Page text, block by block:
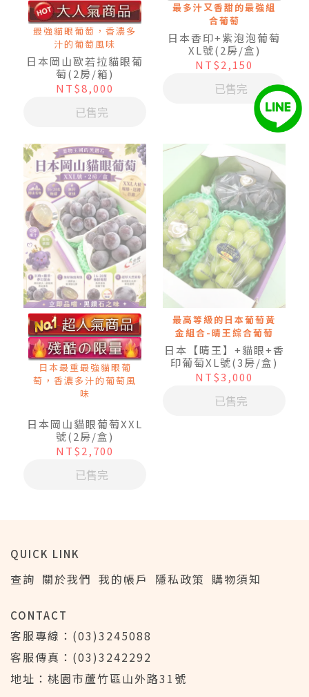
最強貓眼葡萄，香濃多
汁的葡萄風味
日本岡山歐若拉貓眼葡
萄(2房/箱)
NT$8,000
已售完
最多汁又香甜的最強組
合葡萄
日本香印+紫泡泡葡萄
XL號(2房/盒)
NT$2,150
已售完
日本最重最強貓眼葡
萄，香濃多汁的葡萄風
味
日本岡山貓眼葡萄XXL
號(2房/盒)
NT$2,700
已售完
最高等級的日本葡萄黃
金組合-晴王綜合葡萄
日本【晴王】+貓眼+香
印葡萄XL號(3房/盒)
NT$3,000
已售完
QUICK LINK
查詢 關於我們 我的帳戶 隱私政策 購物須知
CONTACT
客服專線：(03)3245088
客服傳真：(03)3242292
地址：桃園市蘆竹區山外路31號